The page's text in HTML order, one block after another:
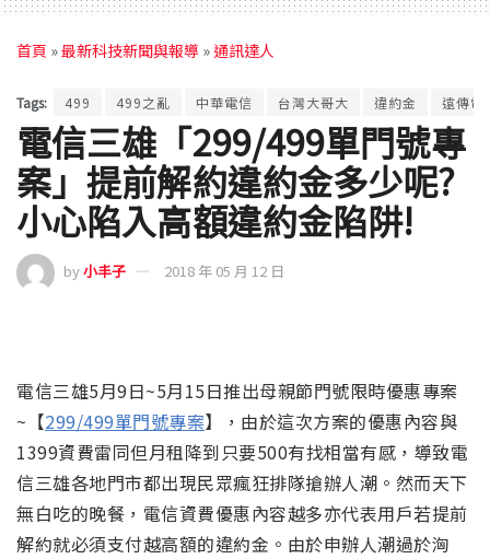
首頁 »最新科技新聞與報導 »通訊達人
Tags: 499 499之亂 中華電信 台灣大哥大 違約金 遠傳電
電信三雄「299/499單門號專
案」提前解約違約金多少呢?
小心陷入高額違約金陷阱!
by小丰子 2018 年 05 月 12 日
電信三雄5月9日~5月15日推出母親節門號限時優惠專案
~【299/499單門號專案】，由於這次方案的優惠內容與
1399資費雷同但月租降到只要500有找相當有感，導致電
信三雄各地門市都出現民眾瘋狂排隊搶辦人潮。然而天下
無白吃的晚餐，電信資費優惠內容越多亦代表用戶若提前
解約就必須支付越高額的違約金。由於申辦人潮過於洶